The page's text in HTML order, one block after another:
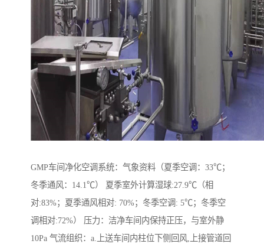
GMP车间净化空调系统：气象资料（夏季空调：33℃；
冬季通风：14.1℃） 夏季室外计算湿球:27.9℃（相
对:83%；夏季通风相对: 70%；冬季空调: 5℃；冬季空
调相对:72%） 压力：洁净车间内保持正压，与室外静
10Pa 气流组织：a.上送车间内柱位下侧回风,上接管道回